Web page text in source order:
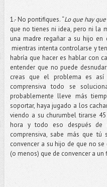
1.- No pontifiques. “Lo que hay
que no tienes ni idea, pero ni la
una madre regañar a su hijo
mientras intenta controlarse y
habría que hacer es hablar con
entender que no puede
creas que el problema es
comprensiva todo se
probablemente lleve más
soportar, haya jugado a los
viendo a su churumbel tirarse
hora y todo eso después de
comprensiva, sabe más que
convencer a su hijo de que no
(o menos) que de convencer a